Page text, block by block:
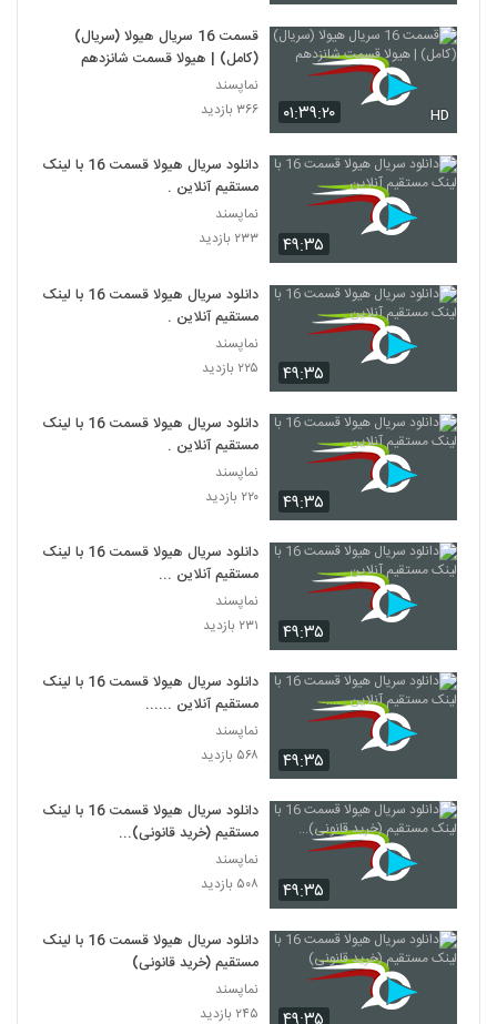
۰۱:۳۹:۲۰ HD
قسمت 16 سریال هیولا (سریال)
(کامل) | هیولا قسمت شانزدهم
نماپسند
۳۶۶ بازدید
۴۹:۳۵
دانلود سریال هیولا قسمت 16 با لینک
مستقیم آنلاین .
نماپسند
۲۳۳ بازدید
۴۹:۳۵
دانلود سریال هیولا قسمت 16 با لینک
مستقیم آنلاین .
نماپسند
۲۲۵ بازدید
۴۹:۳۵
دانلود سریال هیولا قسمت 16 با لینک
مستقیم آنلاین .
نماپسند
۲۲۰ بازدید
۴۹:۳۵
دانلود سریال هیولا قسمت 16 با لینک
مستقیم آنلاین ...
نماپسند
۲۳۱ بازدید
۴۹:۳۵
دانلود سریال هیولا قسمت 16 با لینک
مستقیم آنلاین ......
نماپسند
۵۶۸ بازدید
۴۹:۳۵
دانلود سریال هیولا قسمت 16 با لینک
مستقیم (خرید قانونی)...
نماپسند
۵۰۸ بازدید
دانلود سریال هیولا قسمت 16 با لینک
مستقیم (خرید قانونی)
نماپسند
۲۴۵ بازدید